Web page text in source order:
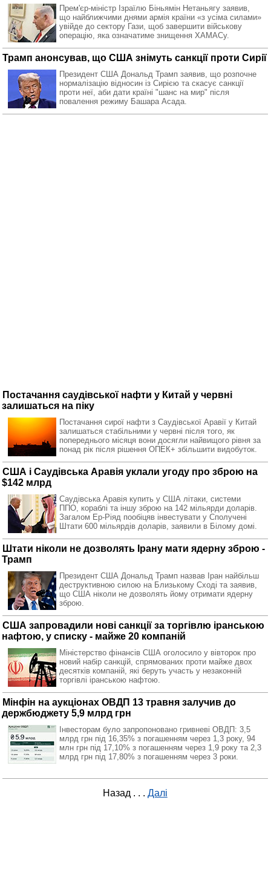
Прем'єр-міністр Ізраїлю Біньямін Нетаньягу заявив,
що найближчими днями армія країни «з усіма силами»
увійде до сектору Гази, щоб завершити військову
операцію, яка означатиме знищення ХАМАСу.
Трамп анонсував, що США знімуть санкції проти Сирії
Президент США Дональд Трамп заявив, що розпочне
нормалізацію відносин із Сирією та скасує санкції
проти неї, аби дати країні "шанс на мир" після
повалення режиму Башара Асада.
Постачання саудівської нафти у Китай у червні
залишаться на піку
Постачання сирої нафти з Саудівської Аравії у Китай
залишаться стабільними у червні після того, як
попереднього місяця вони досягли найвищого рівня за
понад рік після рішення ОПЕК+ збільшити видобуток.
США і Саудівська Аравія уклали угоду про зброю на
$142 млрд
Саудівська Аравія купить у США літаки, системи
ППО, кораблі та іншу зброю на 142 мільярди доларів.
Загалом Ер-Ріяд пообіцяв інвестувати у Сполучені
Штати 600 мільярдів доларів, заявили в Білому домі.
Штати ніколи не дозволять Ірану мати ядерну зброю -
Трамп
Президент США Дональд Трамп назвав Іран найбільш
деструктивною силою на Близькому Сході та заявив,
що США ніколи не дозволять йому отримати ядерну
зброю.
США запровадили нові санкції за торгівлю іранською
нафтою, у списку - майже 20 компаній
Міністерство фінансів США оголосило у вівторок про
новий набір санкцій, спрямованих проти майже двох
десятків компаній, які беруть участь у незаконній
торгівлі іранською нафтою.
Мінфін на аукціонах ОВДП 13 травня залучив до
держбюджету 5,9 млрд грн
Інвесторам було запропоновано гривневі ОВДП: 3,5
млрд грн під 16,35% з погашенням через 1,3 року, 94
млн грн під 17,10% з погашенням через 1,9 року та 2,3
млрд грн під 17,80% з погашенням через 3 роки.
Назад . . . Далі